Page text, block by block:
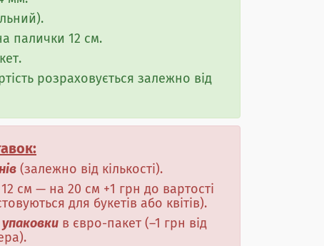
палички 12 см.
розраховується залежно від
(залежно від кількості).
см — на 20 см +1 грн до вартості
для букетів або квітів).
упаковкив євро-пакет (–1 грн від